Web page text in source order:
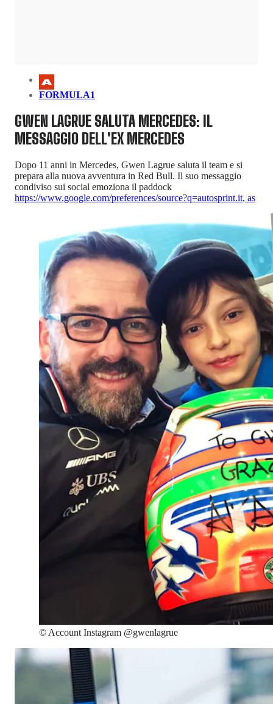
FORMULA1
GWEN LAGRUE SALUTA MERCEDES: IL
MESSAGGIO DELL'EX MERCEDES
Dopo 11 anni in Mercedes, Gwen Lagrue saluta il team e si
prepara alla nuova avventura in Red Bull. Il suo messaggio
condiviso sui social emoziona il paddock
https://www.google.com/preferences/source?q=autosprint.it, as
© Account Instagram @gwenlagrue